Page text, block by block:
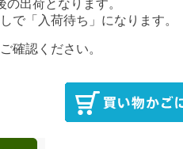
荷となります。
「入荷待ち」になります。
確認ください。